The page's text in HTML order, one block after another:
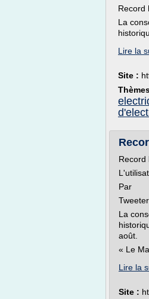
Record
La
Lire la
Site :
Record
Par
La
août.
« Le
Lire la
Site :